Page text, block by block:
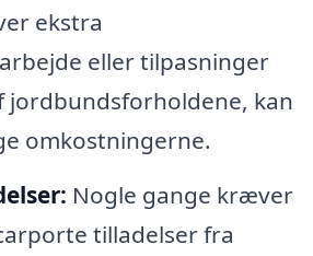
ekstra
eller tilpasninger
jordbundsforholdene, kan
omkostningerne.
Nogle gange kræver
tilladelser fra